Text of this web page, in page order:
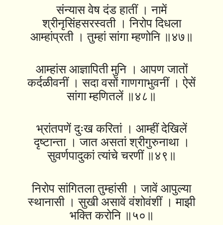
संन्यास वेष दंड हातीं । नामें
श्रीनृसिंहसरस्वती । निरोप दिधला
आम्हांप्रती । तुम्हां सांगा म्हणोनि ॥४७॥
आम्हांस आज्ञापिती मुनि । आपण जातों
कर्दळीवनीं । सदा वसों गाणगाभुवनीं । ऐसें
सांगा म्हणितलें ॥४८॥
भ्रांतपणें दुःख करितां । आम्हीं देखिलें
दृष्‍टान्ता । जात असतां श्रीगुरुनाथा ।
सुवर्णपादुकां त्यांचे चरणीं ॥४९॥
निरोप सांगितला तुम्हांसी । जावें आपुल्या
स्थानासी । सुखी असावें वंशोवंशीं । माझी
भक्ति करोनि ॥५०॥